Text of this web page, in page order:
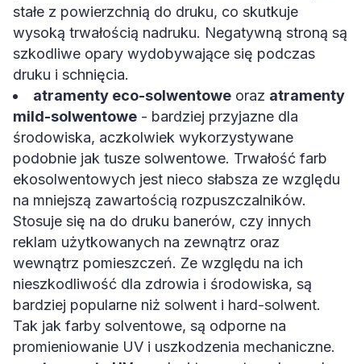
stałe z powierzchnią do druku, co skutkuje
wysoką trwałością nadruku. Negatywną stroną są
szkodliwe opary wydobywające się podczas
druku i schnięcia.
atramenty eco-solwentowe oraz atramenty
mild-solwentowe - bardziej przyjazne dla
środowiska, aczkolwiek wykorzystywane
podobnie jak tusze solwentowe. Trwałość farb
ekosolwentowych jest nieco słabsza ze względu
na mniejszą zawartością rozpuszczalników.
Stosuje się na do druku banerów, czy innych
reklam użytkowanych na zewnątrz oraz
wewnątrz pomieszczeń. Ze względu na ich
nieszkodliwość dla zdrowia i środowiska, są
bardziej popularne niż solwent i hard-solwent.
Tak jak farby solventowe, są odporne na
promieniowanie UV i uszkodzenia mechaniczne.